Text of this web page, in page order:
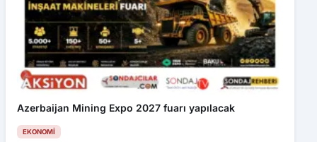
Azerbaijan Mining Expo 2027 fuarı yapılacak
EKONOMI